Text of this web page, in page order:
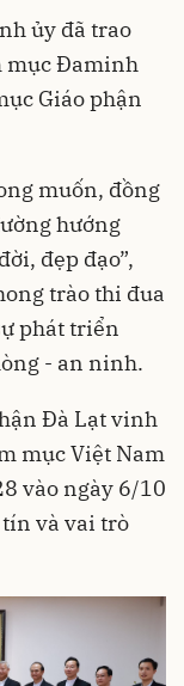
ủy đã trao
mục Đaminh
Giáo phận
muốn, đồng
hướng
đẹp đạo”,
trào thi đua
phát triển
- an ninh.
Đà Lạt vinh
mục Việt Nam
vào ngày 6/10
và vai trò